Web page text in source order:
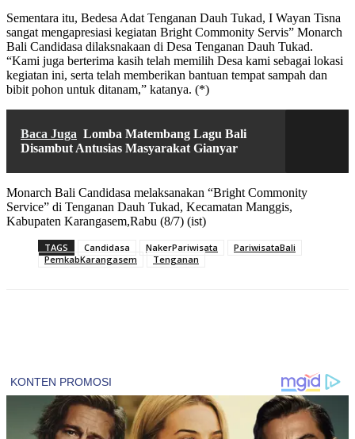
Sementara itu, Bedesa Adat Tenganan Dauh Tukad, I Wayan Tisna
sangat mengapresiasi kegiatan Bright Commonity Servis” Monarch
Bali Candidasa dilaksnakaan di Desa Tenganan Dauh Tukad.
“Kami juga berterima kasih telah memilih Desa kami sebagai lokasi
kegiatan ini, serta telah memberikan bantuan tempat sampah dan
bibit pohon untuk ditanam,” katanya. (*)
Baca Juga Lomba Matembang Lagu Bali
Disambut Antusias Masyarakat Gianyar
Monarch Bali Candidasa melaksanakan “Bright Commonity
Service” di Tenganan Dauh Tukad, Kecamatan Manggis,
Kabupaten Karangasem,Rabu (8/7) (ist)
TAGS Candidasa NakerPariwisata
PariwisataBali
PemkabKarangasem
Tenganan